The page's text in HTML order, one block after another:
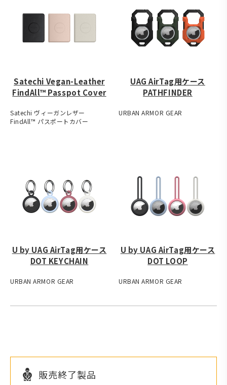
Satechi Vegan-Leather
FindAll™ Passpot Cover
Satechi ヴィーガンレザー
FindAll™ パスポートカバー
UAG AirTag用ケース
PATHFINDER
URBAN ARMOR GEAR
U by UAG AirTag用ケース
DOT KEYCHAIN
URBAN ARMOR GEAR
U by UAG AirTag用ケース
DOT LOOP
URBAN ARMOR GEAR
販売終了製品